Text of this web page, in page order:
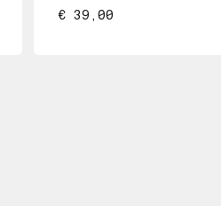
€ 39,00